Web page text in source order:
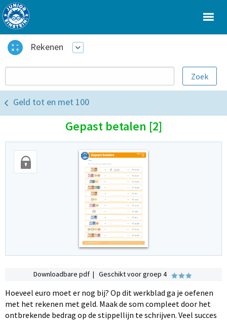
Rekenen
Geld tot en met 100
Gepast betalen [2]
Downloadbare pdf | Geschikt voor groep 4
Hoeveel euro moet er nog bij? Op dit werkblad ga je oefenen
met het rekenen met geld. Maak de som compleet door het
ontbrekende bedrag op de stippellijn te schrijven. Veel succes